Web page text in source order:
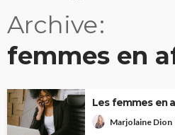
Archive
femmes en
Les femmes en
Marjolaine Dion